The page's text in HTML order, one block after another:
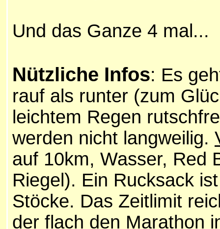
Und das Ganze 4 mal...
Nützliche Infos: Es
rauf als runter (zum
leichtem Regen
werden nicht langweilig.
auf 10km, Wasser, Red
Riegel). Ein Rucksack
Stöcke. Das Zeitlimit
der flach den Marathon